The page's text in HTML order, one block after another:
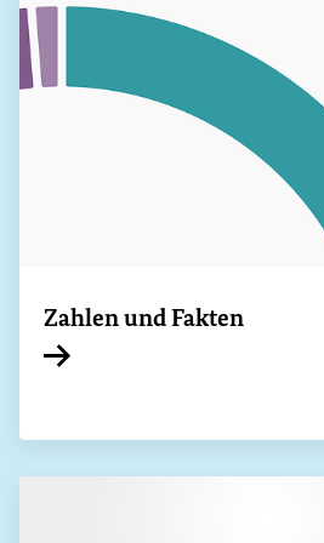
Zahlen und Fakten